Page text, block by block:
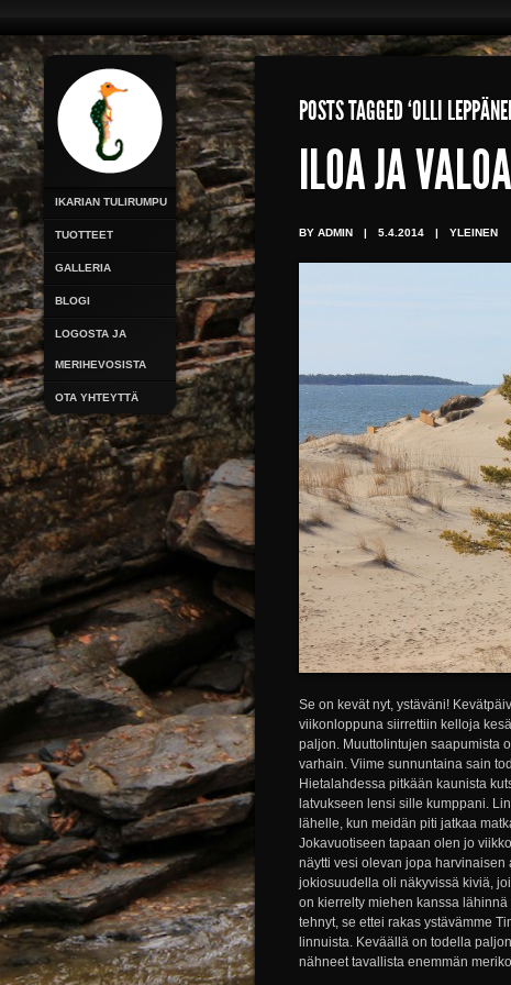
IKARIAN TULIRUMPU
TUOTTEET
GALLERIA
BLOGI
LOGOSTA JA
MERIHEVOSISTA
OTA YHTEYTTÄ
POSTS TAGGED ‘OLLI
ILOA JA VALOA
BY ADMIN | 5.4.2014 | YLEINEN
Se on kevät nyt, ystäväni!
viikonloppuna siirrettiin kelloja
paljon. Muuttolintujen saapumista
varhain. Viime sunnuntaina sain
Hietalahdessa pitkään kaunista
latvukseen lensi sille kumppani.
lähelle, kun meidän piti jatkaa
Jokavuotiseen tapaan olen jo
näytti vesi olevan jopa
jokiosuudella oli näkyvissä kiviä,
on kierrelty miehen kanssa
tehnyt, se ettei rakas ystävämme
linnuista. Keväällä on todella
nähneet tavallista enemmän